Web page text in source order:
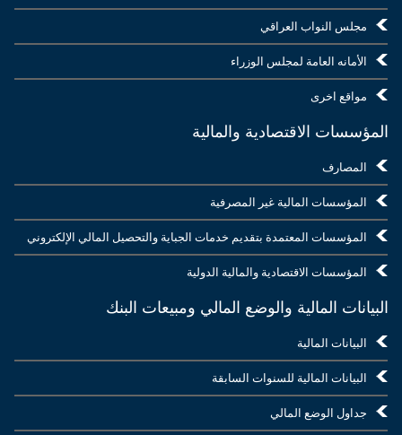
مجلس النواب العراقي
الأمانه العامة لمجلس الوزراء
مواقع اخرى
المؤسسات الاقتصادية والمالية
المصارف
المؤسسات المالية غير المصرفية
المؤسسات المعتمدة بتقديم خدمات الجباية والتحصيل المالي الإلكتروني
المؤسسات الاقتصادية والمالية الدولية
البيانات المالية والوضع المالي ومبيعات البنك
البيانات المالية
البيانات المالية للسنوات السابقة
جداول الوضع المالي